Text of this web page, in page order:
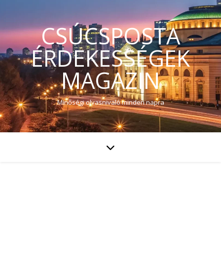
CSÚCSPOSTA
ÉRDEKESSÉGEK
MAGAZIN
Minőségi olvasnivaló minden napra